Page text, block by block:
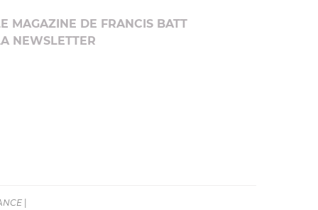
MAGAZINE DE FRANCIS BATT
NEWSLETTER
|